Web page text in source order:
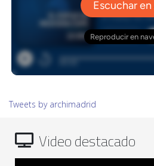
Tweets by archimadrid
Video destacado